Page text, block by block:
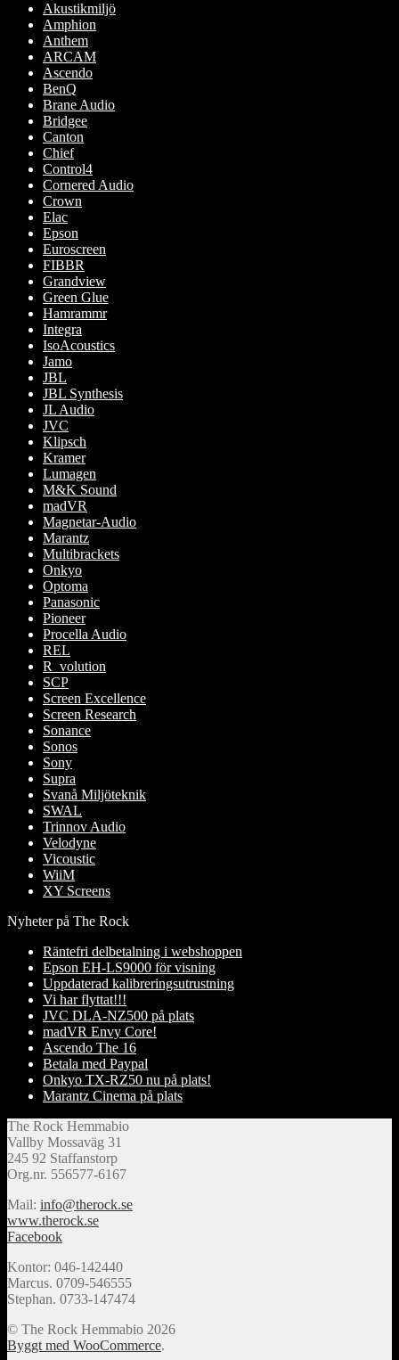
Akustikmiljö
Amphion
Anthem
ARCAM
Ascendo
BenQ
Brane Audio
Bridgee
Canton
Chief
Control4
Cornered Audio
Crown
Elac
Epson
Euroscreen
FIBBR
Grandview
Green Glue
Hamrammr
Integra
IsoAcoustics
Jamo
JBL
JBL Synthesis
JL Audio
JVC
Klipsch
Kramer
Lumagen
M&K Sound
madVR
Magnetar-Audio
Marantz
Multibrackets
Onkyo
Optoma
Panasonic
Pioneer
Procella Audio
REL
R_volution
SCP
Screen Excellence
Screen Research
Sonance
Sonos
Sony
Supra
Svanå Miljöteknik
SWAL
Trinnov Audio
Velodyne
Vicoustic
WiiM
XY Screens
Nyheter på The Rock
Räntefri delbetalning i webshoppen
Epson EH-LS9000 för visning
Uppdaterad kalibreringsutrustning
Vi har flyttat!!!
JVC DLA-NZ500 på plats
madVR Envy Core!
Ascendo The 16
Betala med Paypal
Onkyo TX-RZ50 nu på plats!
Marantz Cinema på plats
The Rock Hemmabio
Vallby Mossaväg 31
245 92 Staffanstorp
Org.nr. 556577-6167
Mail: info@therock.se
www.therock.se
Facebook
Kontor: 046-142440
Marcus. 0709-546555
Stephan. 0733-147474
© The Rock Hemmabio 2026
Byggt med WooCommerce.